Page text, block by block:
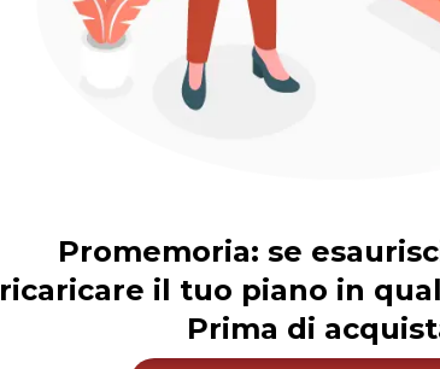
Promemoria: se
ricaricare il tuo piano in
Prima di